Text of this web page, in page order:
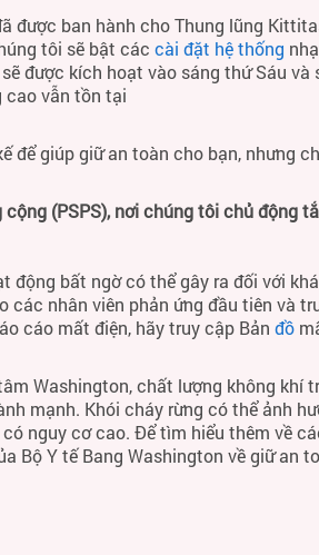
được ban hành cho Thung lũng
tôi sẽ bật các cài đặt hệ thống
được kích hoạt vào sáng thứ Sáu và
cao vẫn tồn tại
để giúp giữ an toàn cho bạn, nhưng
(PSPS), nơi chúng tôi chủ động
động bất ngờ có thể gây ra đối với
các nhân viên phản ứng đầu tiên và
cáo mất điện, hãy truy cập Bản đồ
Washington, chất lượng không khí
mạnh. Khói cháy rừng có thể ảnh
nguy cơ cao. Để tìm hiểu thêm về
Bộ Y tế Bang Washington về giữ an